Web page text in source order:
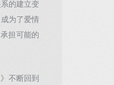
的建立变
为了爱情
担可能的
不断回到